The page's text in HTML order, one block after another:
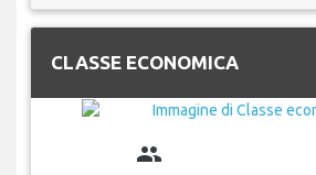
CLASSE ECONOMICA
group